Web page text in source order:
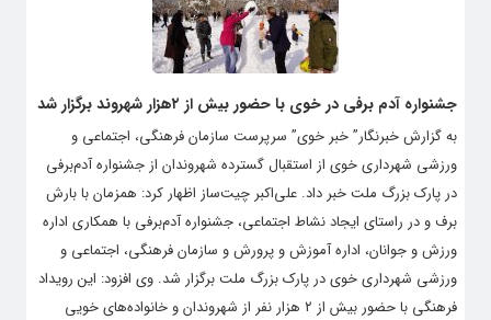
جشنواره آدم برفی در خوی با حضور بیش از ۲هزار شهروند برگزار شد
به گزارش خبرنگار” خبر خوی” سرپرست سازمان فرهنگی، اجتماعی و
ورزشی شهرداری خوی از استقبال گسترده شهروندان از جشنواره آدم‌برفی
در پارک بزرگ ملت خبر داد. علی‌اکبر چیت‌ساز اظهار کرد: همزمان با بارش
برف و در راستای ایجاد نشاط اجتماعی، جشنواره آدم‌برفی با همکاری اداره
ورزش و جوانان، اداره آموزش و پرورش و سازمان فرهنگی، اجتماعی و
ورزشی شهرداری خوی در پارک بزرگ ملت برگزار شد. وی افزود: این رویداد
فرهنگی با حضور بیش از ۲ هزار نفر از شهروندان و خانواده‌های خویی